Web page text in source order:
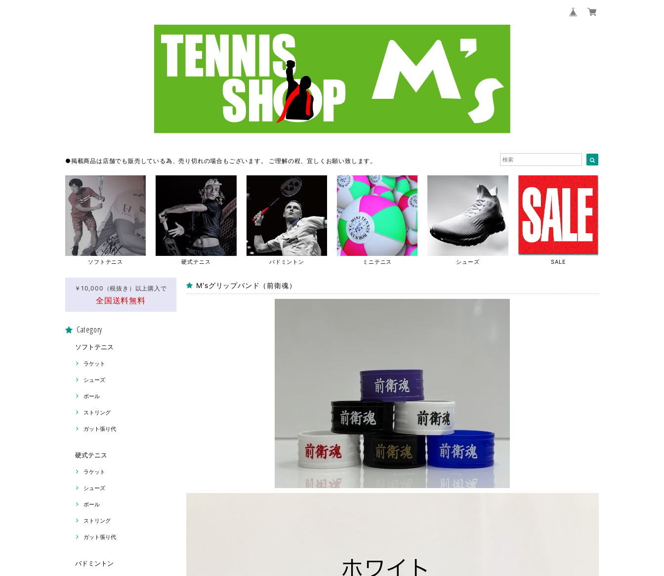
●掲載商品は店舗でも販売している為、売り切れの場合もございます。 ご理解の程、宜しくお願い致します。
ソフトテニス 硬式テニス バドミントン ミニテニス シューズ SALE
￥10,000（税抜き）以上購入で
全国送料無料
Category
ソフトテニス
ラケット
シューズ
ボール
ストリング
ガット張り代
硬式テニス
ラケット
シューズ
ボール
ストリング
ガット張り代
バドミントン
M'sグリップバンド（前衛魂）